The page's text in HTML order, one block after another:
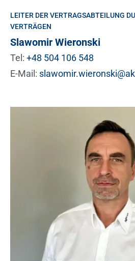
LEITER DER VERTRAGSABTEILUNG
VERTRÄGEN
Slawomir Wieronski
Tel: +48 504 106 548
E-Mail: